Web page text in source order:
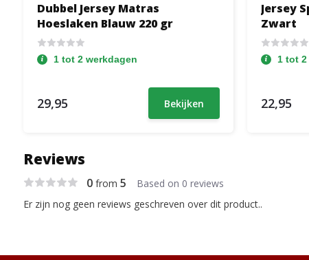
Dubbel Jersey Matras
Hoeslaken Blauw 220 gr
1 tot 2 werkdagen
29,95 Bekijken
Jersey
Zwart
1 tot
22,95
Reviews
0from 5
Based on 0 reviews
Er zijn nog geen reviews geschreven over dit product..